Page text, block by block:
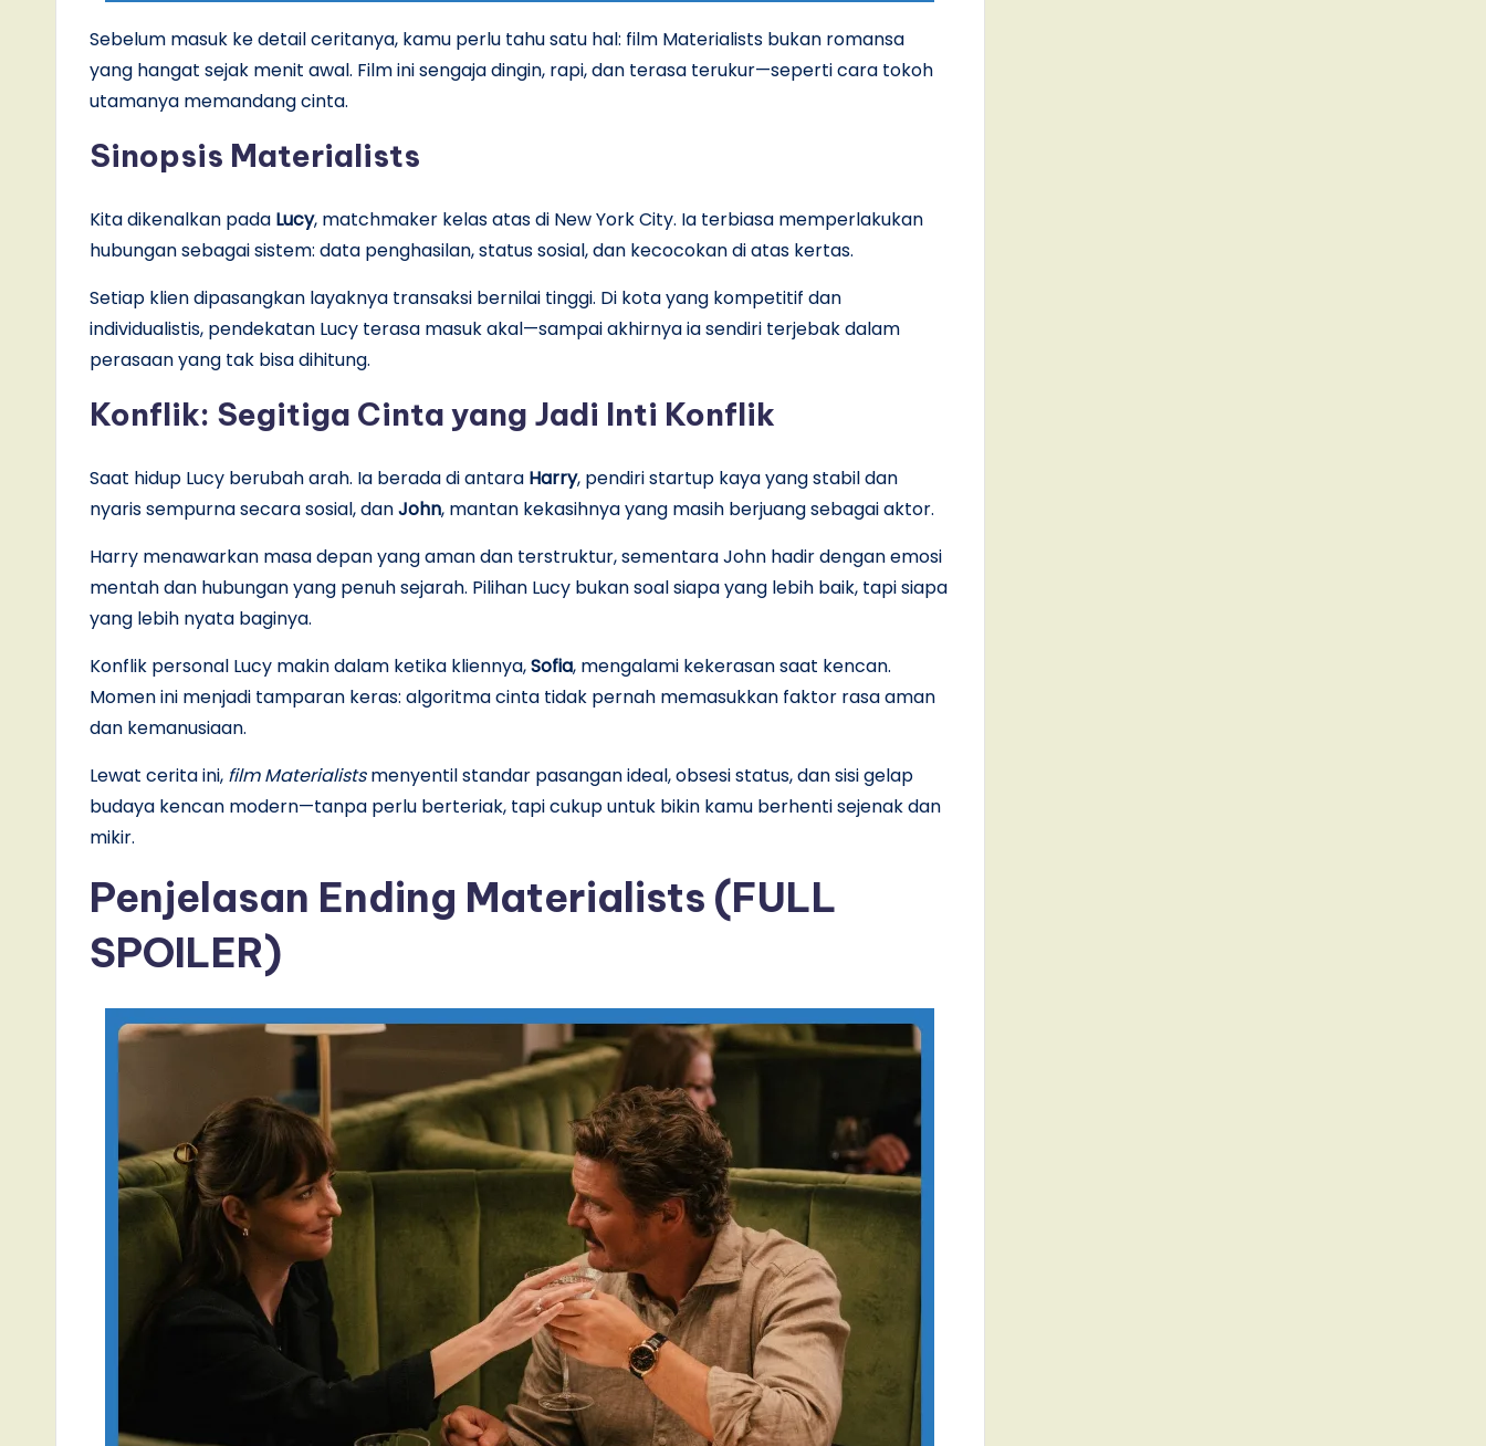
Sebelum masuk ke detail ceritanya, kamu perlu tahu satu hal: film Materialists bukan romansa
yang hangat sejak menit awal. Film ini sengaja dingin, rapi, dan terasa terukur—seperti cara tokoh
utamanya memandang cinta.
Sinopsis Materialists
Kita dikenalkan pada Lucy, matchmaker kelas atas di New York City. Ia terbiasa memperlakukan
hubungan sebagai sistem: data penghasilan, status sosial, dan kecocokan di atas kertas.
Setiap klien dipasangkan layaknya transaksi bernilai tinggi. Di kota yang kompetitif dan
individualistis, pendekatan Lucy terasa masuk akal—sampai akhirnya ia sendiri terjebak dalam
perasaan yang tak bisa dihitung.
Konflik: Segitiga Cinta yang Jadi Inti Konflik
Saat hidup Lucy berubah arah. Ia berada di antara Harry, pendiri startup kaya yang stabil dan
nyaris sempurna secara sosial, danJohn, mantan kekasihnya yang masih berjuang sebagai aktor.
Harry menawarkan masa depan yang aman dan terstruktur, sementara John hadir dengan emosi
mentah dan hubungan yang penuh sejarah. Pilihan Lucy bukan soal siapa yang lebih baik, tapi siapa
yang lebih nyata baginya.
Konflik personal Lucy makin dalam ketika kliennya,Sofia, mengalami kekerasan saat kencan.
Momen ini menjadi tamparan keras: algoritma cinta tidak pernah memasukkan faktor rasa aman
dan kemanusiaan.
Lewat cerita ini, film Materialistsmenyentil standar pasangan ideal, obsesi status, dan sisi gelap
budaya kencan modern—tanpa perlu berteriak, tapi cukup untuk bikin kamu berhenti sejenak dan
mikir.
Penjelasan Ending Materialists (FULL
SPOILER)